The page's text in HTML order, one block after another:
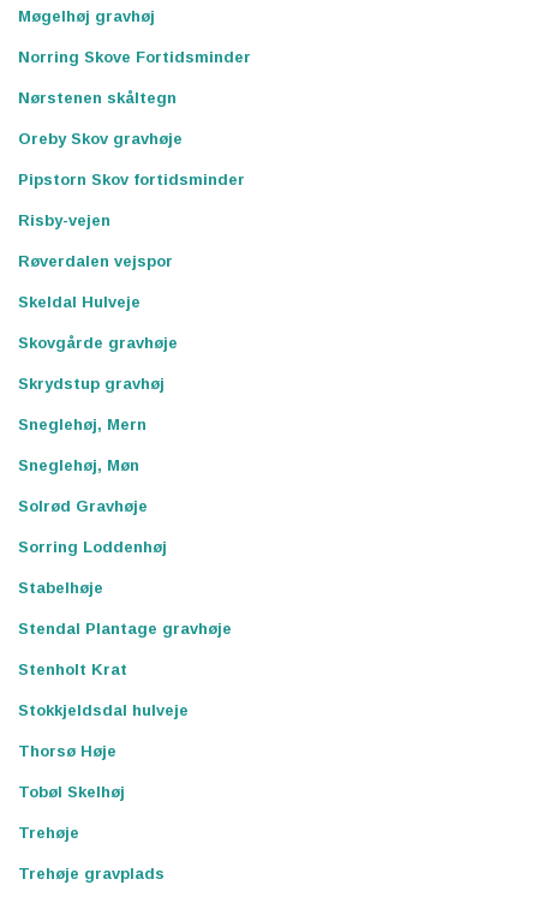
Møgelhøj gravhøj
Norring Skove Fortidsminder
Nørstenen skåltegn
Oreby Skov gravhøje
Pipstorn Skov fortidsminder
Risby-vejen
Røverdalen vejspor
Skeldal Hulveje
Skovgårde gravhøje
Skrydstup gravhøj
Sneglehøj, Mern
Sneglehøj, Møn
Solrød Gravhøje
Sorring Loddenhøj
Stabelhøje
Stendal Plantage gravhøje
Stenholt Krat
Stokkjeldsdal hulveje
Thorsø Høje
Tobøl Skelhøj
Trehøje
Trehøje gravplads